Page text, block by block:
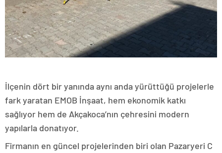
İlçenin dört bir yanında aynı anda yürüttüğü projelerle
fark yaratan EMOB İnşaat, hem ekonomik katkı
sağlıyor hem de Akçakoca’nın çehresini modern
yapılarla donatıyor.
Firmanın en güncel projelerinden biri olan Pazaryeri C